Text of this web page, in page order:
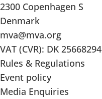
2300 Copenhagen S
Denmark
mva@mva.org
VAT (CVR): DK 25668294
Rules & Regulations
Event policy
Media Enquiries